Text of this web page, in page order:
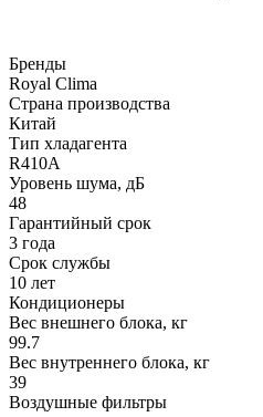
Бренды
Royal Clima
Страна производства
Китай
Тип хладагента
R410A
Уровень шума, дБ
48
Гарантийный срок
3 года
Срок службы
10 лет
Кондиционеры
Вес внешнего блока, кг
99.7
Вес внутреннего блока, кг
39
Воздушные фильтры